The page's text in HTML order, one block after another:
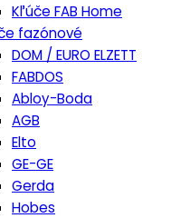
Kľúče FAB Home
fazónové
DOM / EURO ELZETT
FABDOS
Abloy-Boda
AGB
Elto
GE-GE
Gerda
Hobes